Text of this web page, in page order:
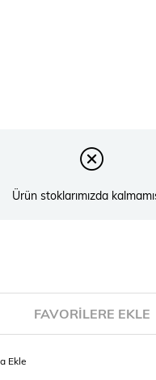
Ürün stoklarımızda
FAVORILERE EKLE
Ekle